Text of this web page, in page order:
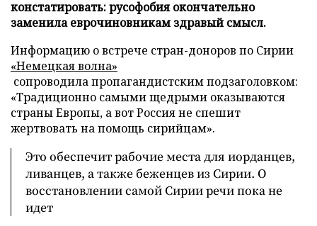
констатировать: русофобия окончательно
заменила еврочиновникам здравый смысл.
Информацию о встрече стран-доноров по Сирии
«Немецкая волна»
сопроводила пропагандистским подзаголовком:
«Традиционно самыми щедрыми оказываются
страны Европы, а вот Россия не спешит
жертвовать на помощь сирийцам».
Это обеспечит рабочие места для иорданцев,
ливанцев, а также беженцев из Сирии. О
восстановлении самой Сирии речи пока не
идет